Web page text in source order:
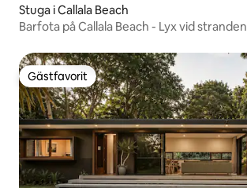
Stuga i Callala Beach
Barfota på Callala Beach - Lyx vid stranden
Gästfavorit
Gästfavorit